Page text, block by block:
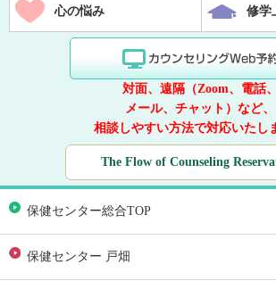
心の悩み 修学
対面、遠隔（Zoom、電話、
メール、チャット）など、
相談しやすい方法で対応いたし
The Flow of Counseling
保健センター総合TOP
保健センター 戸畑